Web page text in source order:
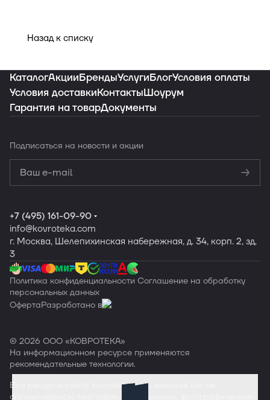
Назад к списку
КаталогАкцииБрендыУслугиБлогУсловия оплаты
Условия доставкиКонтактыШоурум
Гарантия на товарДокументы
Подписаться на новости и акции
конфиденциальности
Обработку
персональных данных
+7 (495) 161-09-90
info@kovroteka.com
г. Москва, Шелепихинская набережная, д. 34, корп. 2, зд.
3
Политика конфиденциальности Соглашение на обработку
персональных данных
ОфертаРазработано в
© 2026 ООО «КОВРОТЕКА»
На информационном ресурсе применяются
рекомендательные технологии.
Все ресурсы сайта
kovroteka.com
ограничиваясь) текстовую, графическую, фотографическую